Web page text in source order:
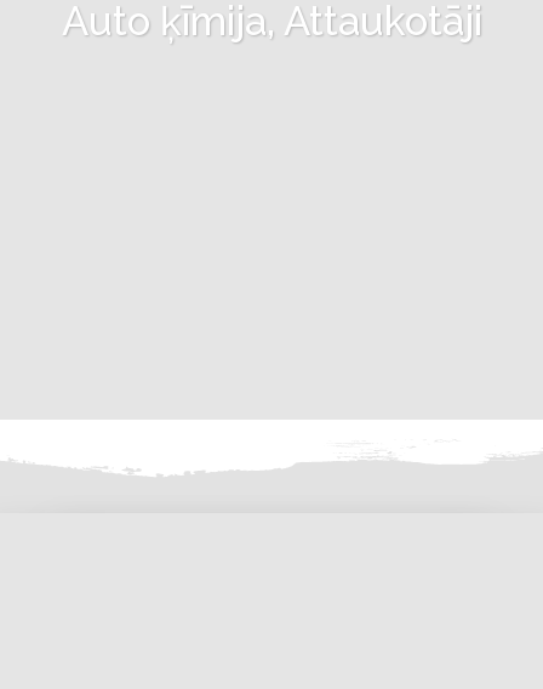
Auto ķīmija, Attaukotāji